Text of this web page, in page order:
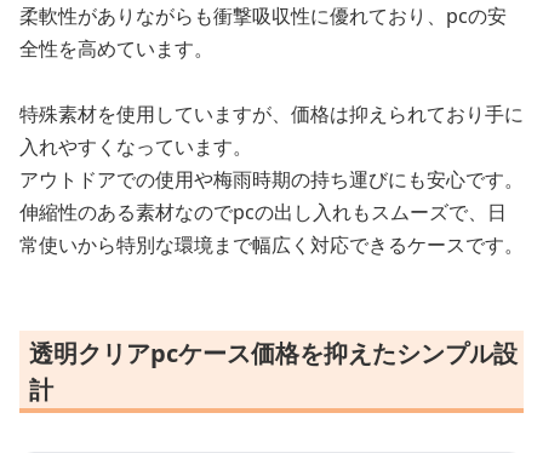
柔軟性がありながらも衝撃吸収性に優れており、pcの安
全性を高めています。
特殊素材を使用していますが、価格は抑えられており手に
入れやすくなっています。
アウトドアでの使用や梅雨時期の持ち運びにも安心です。
伸縮性のある素材なのでpcの出し入れもスムーズで、日
常使いから特別な環境まで幅広く対応できるケースです。
透明クリアpcケース価格を抑えたシンプル設
計